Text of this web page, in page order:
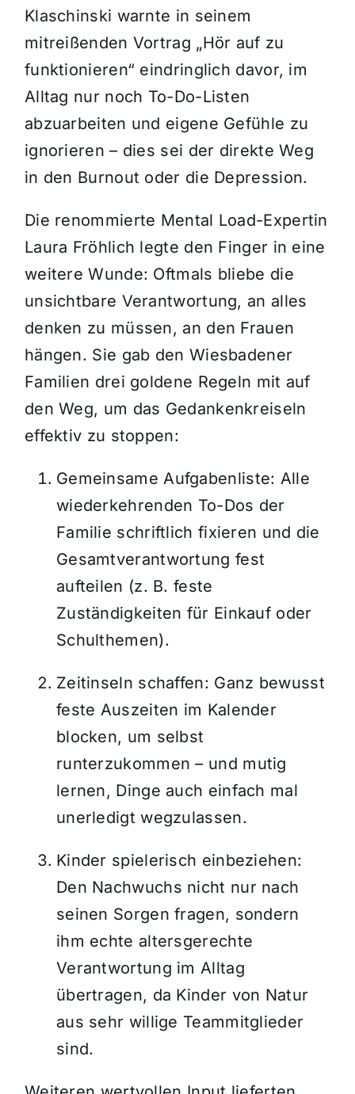
Klaschinski warnte in seinem
mitreißenden Vortrag „Hör auf zu
funktionieren“ eindringlich davor, im
Alltag nur noch To-Do-Listen
abzuarbeiten und eigene Gefühle zu
ignorieren – dies sei der direkte Weg
in den Burnout oder die Depression.
Die renommierte Mental Load-Expertin
Laura Fröhlich legte den Finger in eine
weitere Wunde: Oftmals bliebe die
unsichtbare Verantwortung, an alles
denken zu müssen, an den Frauen
hängen. Sie gab den Wiesbadener
Familien drei goldene Regeln mit auf
den Weg, um das Gedankenkreiseln
effektiv zu stoppen:
Gemeinsame Aufgabenliste: Alle
wiederkehrenden To-Dos der
Familie schriftlich fixieren und die
Gesamtverantwortung fest
aufteilen (z. B. feste
Zuständigkeiten für Einkauf oder
Schulthemen).
Zeitinseln schaffen: Ganz bewusst
feste Auszeiten im Kalender
blocken, um selbst
runterzukommen – und mutig
lernen, Dinge auch einfach mal
unerledigt wegzulassen.
Kinder spielerisch einbeziehen:
Den Nachwuchs nicht nur nach
seinen Sorgen fragen, sondern
ihm echte altersgerechte
Verantwortung im Alltag
übertragen, da Kinder von Natur
aus sehr willige Teammitglieder
sind.